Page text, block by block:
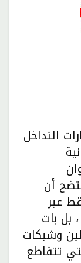
التداخل
أن
عبر
بل بات
وشبكات
تتقاطع